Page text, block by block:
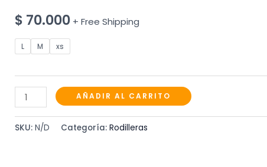
$ 70.000 + Free Shipping
L M xs
Rodilleras
Miyagi
Termoformadas
AÑADIR AL CARRITO
SKU: N/D Categoría: Rodilleras